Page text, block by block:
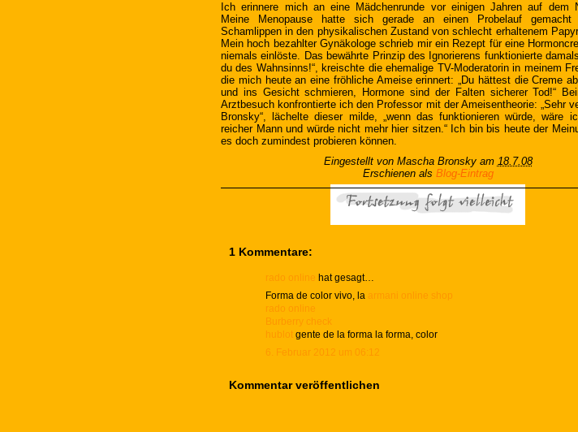
Ich erinnere mich an eine Mädchenrunde vor einigen Jahren auf dem
Meine Menopause hatte sich gerade an einen Probelauf gemacht
Schamlippen in den physikalischen Zustand von schlecht erhaltenem
Mein hoch bezahlter Gynäkologe schrieb mir ein Rezept für eine
niemals einlöste. Das bewährte Prinzip des Ignorierens funktionierte
du des Wahnsinns!“, kreischte die ehemalige TV-Moderatorin in meinem
die mich heute an eine fröhliche Ameise erinnert: „Du hättest die Creme
und ins Gesicht schmieren, Hormone sind der Falten sicherer Tod!“
Arztbesuch konfrontierte ich den Professor mit der Ameisentheorie: „Sehr
Bronsky“, lächelte dieser milde, „wenn das funktionieren würde, wäre
reicher Mann und würde nicht mehr hier sitzen.“ Ich bin bis heute der
es doch zumindest probieren können.
Eingestellt von Mascha Bronsky am 18.7.08
Erschienen als Blog-Eintrag
1 Kommentare:
rado online hat gesagt…
Forma de color vivo, la armani online shop
rado online
Burberry check
hublot gente de la forma la forma, color
6. Februar 2012 um 06:12
Kommentar veröffentlichen